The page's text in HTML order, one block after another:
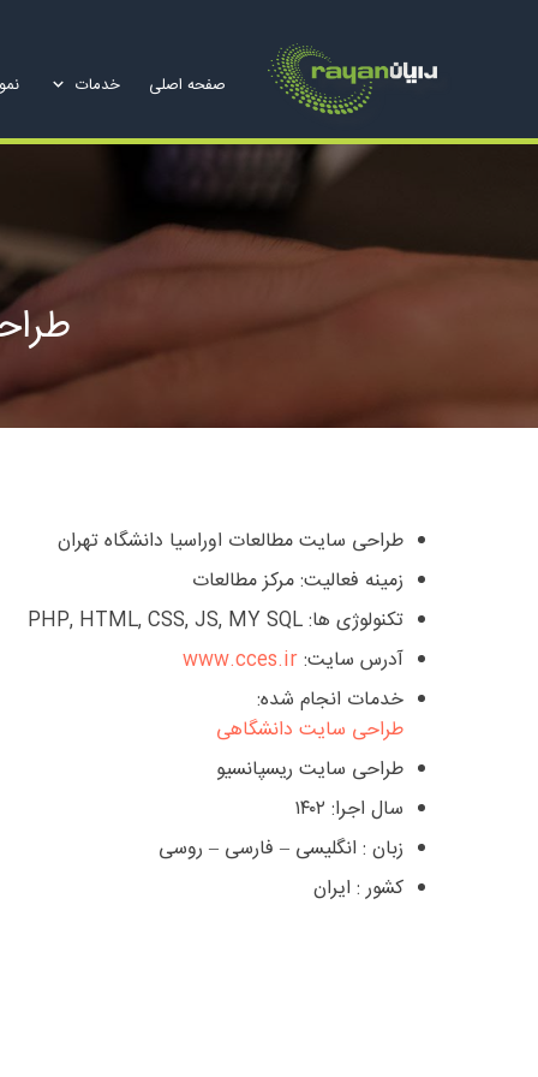
صفحه اصلی خدمات
طراحی سایت مطالعات اوراسیا دانشگاه تهران
زمینه فعالیت: مرکز مطالعات
تکنولوژی ها: PHP, HTML, CSS, JS, MY SQL
آدرس سایت:www.cces.ir
خدمات انجام شده:
طراحی سایت دانشگاهی
طراحی سایت ریسپانسیو
سال اجرا: ۱۴۰۲
زبان : انگلیسی – فارسی – روسی
کشور : ایران